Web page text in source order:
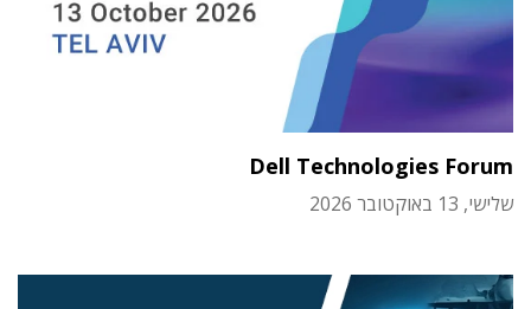
Dell Technologies Forum
שלישי, 13 באוקטובר 2026